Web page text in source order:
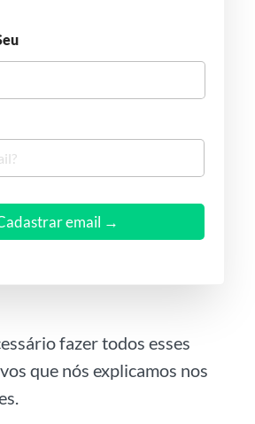
email →
fazer todos esses
que nós explicamos nos